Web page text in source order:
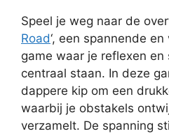
Speel je weg naar de
Road‘, een spannende
game waar je reflexen
centraal staan. In deze
dappere kip om een
waarbij je obstakels
verzamelt. De spanning